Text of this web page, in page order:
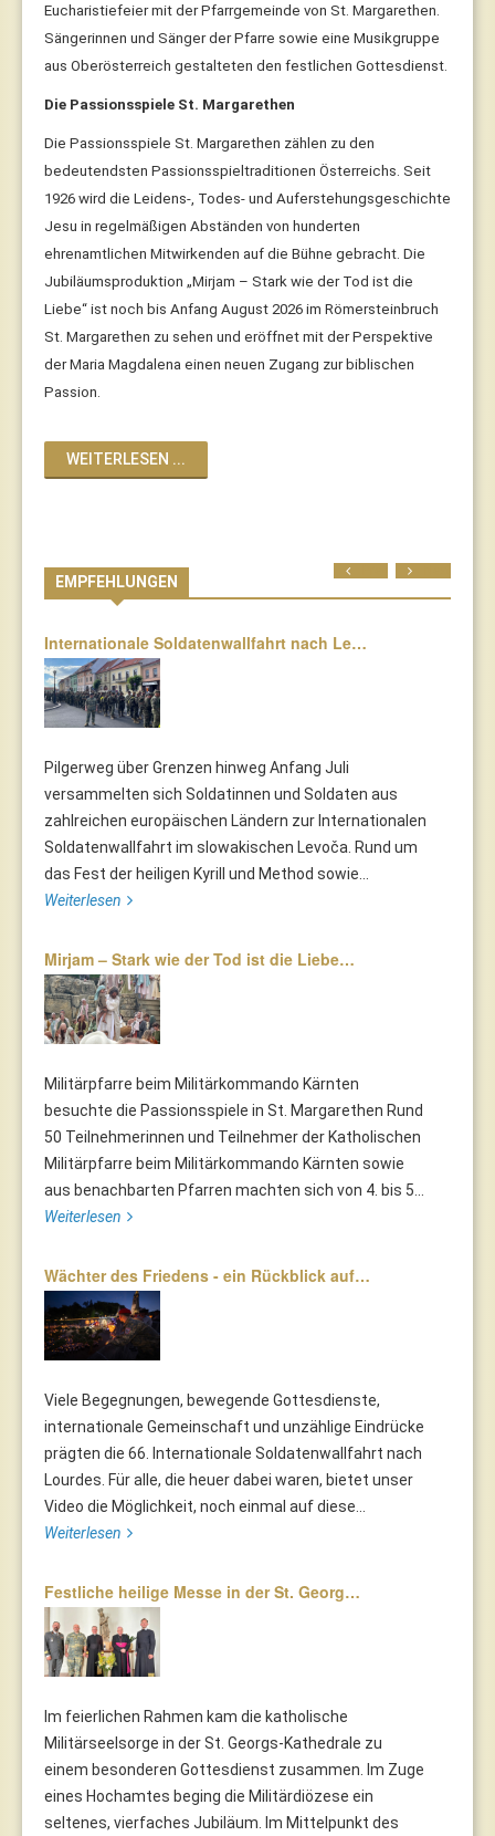
Eucharistiefeier mit der Pfarrgemeinde von St. Margarethen.
Sängerinnen und Sänger der Pfarre sowie eine Musikgruppe
aus Oberösterreich gestalteten den festlichen Gottesdienst.
Die Passionsspiele St. Margarethen
Die Passionsspiele St. Margarethen zählen zu den
bedeutendsten Passionsspieltraditionen Österreichs. Seit
1926 wird die Leidens-, Todes- und Auferstehungsgeschichte
Jesu in regelmäßigen Abständen von hunderten
ehrenamtlichen Mitwirkenden auf die Bühne gebracht. Die
Jubiläumsproduktion „Mirjam – Stark wie der Tod ist die
Liebe“ ist noch bis Anfang August 2026 im Römersteinbruch
St. Margarethen zu sehen und eröffnet mit der Perspektive
der Maria Magdalena einen neuen Zugang zur biblischen
Passion.
WEITERLESEN ...
EMPFEHLUNGEN
Internationale Soldatenwallfahrt nach Le…
Pilgerweg über Grenzen hinweg Anfang Juli
versammelten sich Soldatinnen und Soldaten aus
zahlreichen europäischen Ländern zur Internationalen
Soldatenwallfahrt im slowakischen Levoča. Rund um
das Fest der heiligen Kyrill und Method sowie...
Weiterlesen
Mirjam – Stark wie der Tod ist die Liebe…
Militärpfarre beim Militärkommando Kärnten
besuchte die Passionsspiele in St. Margarethen Rund
50 Teilnehmerinnen und Teilnehmer der Katholischen
Militärpfarre beim Militärkommando Kärnten sowie
aus benachbarten Pfarren machten sich von 4. bis 5...
Weiterlesen
Wächter des Friedens - ein Rückblick auf…
Viele Begegnungen, bewegende Gottesdienste,
internationale Gemeinschaft und unzählige Eindrücke
prägten die 66. Internationale Soldatenwallfahrt nach
Lourdes. Für alle, die heuer dabei waren, bietet unser
Video die Möglichkeit, noch einmal auf diese...
Weiterlesen
Festliche heilige Messe in der St. Georg…
Im feierlichen Rahmen kam die katholische
Militärseelsorge in der St. Georgs-Kathedrale zu
einem besonderen Gottesdienst zusammen. Im Zuge
eines Hochamtes beging die Militärdiözese ein
seltenes, vierfaches Jubiläum. Im Mittelpunkt des